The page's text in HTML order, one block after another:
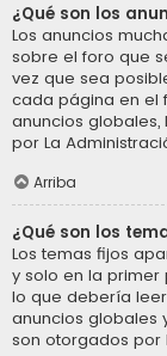
¿Qué son los
Los anuncios
sobre el foro que
vez que sea
cada página en el
anuncios
por La
Arriba
¿Qué son los
Los temas fijos
y solo en la primer
lo que debería
anuncios globales
son otorgados por